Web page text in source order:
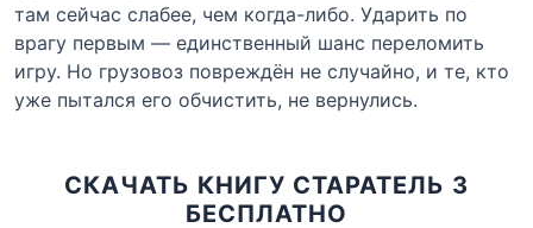
там сейчас слабее, чем когда-либо. Ударить по
врагу первым — единственный шанс переломить
игру. Но грузовоз повреждён не случайно, и те, кто
уже пытался его обчистить, не вернулись.
СКАЧАТЬ КНИГУ СТАРАТЕЛЬ 3
БЕСПЛАТНО